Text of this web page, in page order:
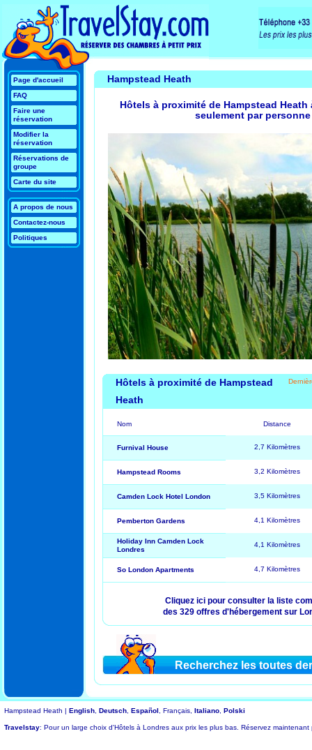
Hampstead Heath
Hôtels à proximité de Hampstead Heath
seulement par
Hôtels à proximité de Hampstead
Heath
Nom Distance
Furnival House 2,7 Kilomètres
Hampstead Rooms 3,2 Kilomètres
Camden Lock Hotel London 3,5 Kilomètres
Pemberton Gardens 4,1 Kilomètres
Holiday Inn Camden Lock
Londres
4,1 Kilomètres
So London Apartments 4,7 Kilomètres
Cliquez ici pour consulter la liste
des 329 offres d'hébergement sur
Recherchez les toutes
Page d'accueil
FAQ
Faire une
réservation
Modifier la
réservation
Réservations de
groupe
Carte du site
A propos de nous
Contactez-nous
Politiques
Hampstead Heath | English Deutsch Español , Français, Italiano Polski
Travelstay: Pour un large choix d'Hôtels à Londres aux prix les plus bas. Réservez